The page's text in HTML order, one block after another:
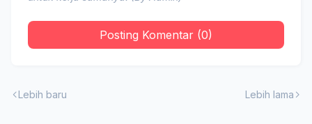
Posting Komentar (0)
Lebih baru Lebih lama